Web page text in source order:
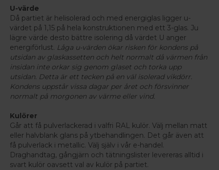
U-värde
Då partiet är helisolerad och med energiglas ligger u-
värdet på 1,15 på hela konstruktionen med ett 3-glas. Ju
lägre värde desto bättre isolering då värdet U anger
energiförlust. Låga u-värden ökar risken för kondens på
utsidan av glaskassetten och helt normalt då värmen från
insidan inte orkar sig genom glaset och torka upp
utsidan. Detta är ett tecken på en väl isolerad vikdörr.
Kondens uppstår vissa dagar per året och försvinner
normalt på morgonen av värme eller vind.
Kulörer
Går att få pulverlackerad i valfri RAL kulör. Välj mellan matt
eller halvblank glans på ytbehandlingen. Det går även att
få pulverlack i metallic. Välj själv i vår e-handel.
Draghandtag, gångjärn och tätningslister levereras alltid i
svart kulör oavsett val av kulör på partiet.